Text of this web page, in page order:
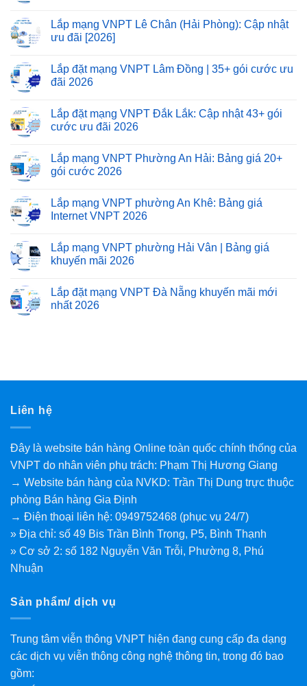
Lắp mạng VNPT Lê Chân (Hải Phòng): Cập nhật
ưu đãi [2026]
Lắp đặt mạng VNPT Lâm Đồng | 35+ gói cước ưu
đãi 2026
Lắp đặt mạng VNPT Đắk Lắk: Cập nhật 43+ gói
cước ưu đãi 2026
Lắp mạng VNPT Phường An Hải: Bảng giá 20+
gói cước 2026
Lắp mạng VNPT phường An Khê: Bảng giá
Internet VNPT 2026
Lắp mạng VNPT phường Hải Vân | Bảng giá
khuyến mãi 2026
Lắp đặt mạng VNPT Đà Nẵng khuyến mãi mới
nhất 2026
Liên hệ
Đây là website bán hàng Online toàn quốc chính thống của
VNPT do nhân viên phụ trách: Phạm Thị Hương Giang
→ Website bán hàng của NVKD: Trần Thị Dung trực thuộc
phòng Bán hàng Gia Định
→ Điện thoại liên hệ: 0949752468 (phục vụ 24/7)
» Địa chỉ: số 49 Bis Trần Bình Trọng, P5, Bình Thạnh
» Cơ sở 2: số 182 Nguyễn Văn Trỗi, Phường 8, Phú
Nhuận
Sản phẩm/ dịch vụ
Trung tâm viễn thông VNPT hiện đang cung cấp đa dạng
các dịch vụ viễn thông công nghệ thông tin, trong đó bao
gồm: